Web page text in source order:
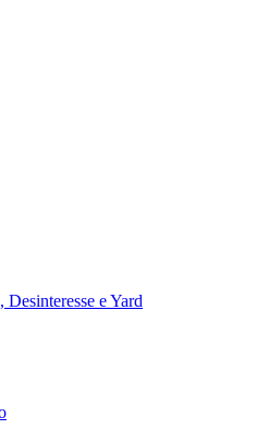
e Yard